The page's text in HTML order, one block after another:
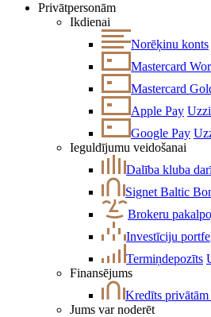
Privātpersonām
Ikdienai
Norēķinu konts
Mastercard
Mastercard
Apple Pay
Google Pay
Ieguldījumu veidošanai
Dalība kluba
Signet Baltic
Brokeru
Investīciju
Termiņdepozīts
Finansējums
Kredīts
Jums var noderēt